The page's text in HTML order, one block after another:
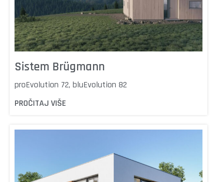
Sistem Brügmann
proEvolution 72, bluEvolution 82
PROČITAJ VIŠE